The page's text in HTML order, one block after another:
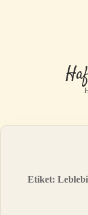
Etiket: